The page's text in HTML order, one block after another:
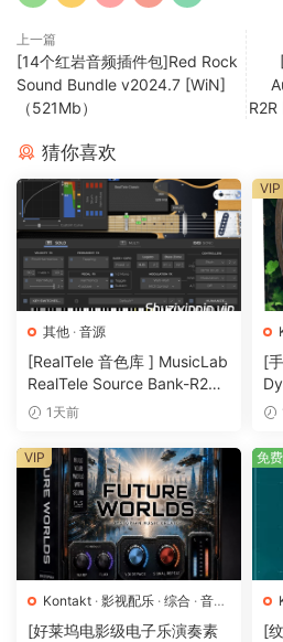
们还可以使用默认按钮将整个仪器重
特征：
– 2400 个环路，48 kHz – 16 位压
– 两个 nki 补丁，涵盖不同的风格、
– 用户友好的界面，配备完整的全自
– 将 MIDI 拖放到 DAW 功能。
– 与主机节奏同步。
– 独立控制每个切片的随机、反向
锯齿形、平移、感觉、速度、八度
– 循环工具，带有整洁的内置自动
– 通过按键开关实时更改调音和短
– 共有 100 种款式，每种款式有 24
– 每个循环的单独双速/半速。
除非在演示模式下，否则它不能在
作。
Zero-G Sahara Beats – Rhythms
Kontakt instrument featuring
grooves that originate from
African music.
上一篇
[14个红岩音频插件包]Red Rock
Sound Bundle v2024.7 [WiN]
（521Mb）
猜你喜欢
其他 · 音源
[RealTele 音色库 ] MusicLab
RealTele Source Bank-R2R
[WiN]（3.13GB）
1天前
[
VIP
Kontakt · 影视配乐 · 综合 · 音效
特殊· 音源
[好莱坞电影级电子乐演奏素
VIP
[
免费